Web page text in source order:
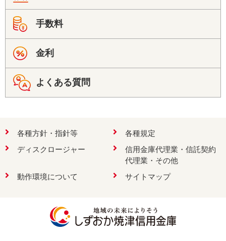
手数料
金利
よくある質問
各種方針・指針等
各種規定
ディスクロージャー
信用金庫代理業・信託契約
代理業・その他
動作環境について
サイトマップ